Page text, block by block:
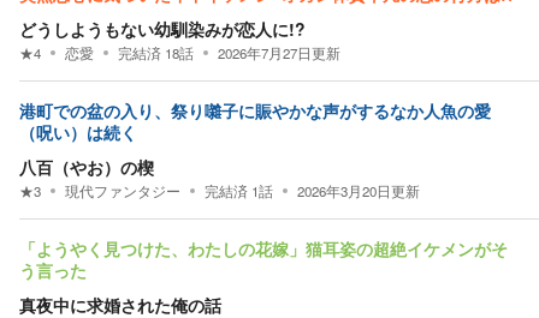
どうしようもない幼馴染みが恋人に!?
★4 恋愛 完結済 18話 2026年7月27日更新
港町での盆の入り、祭り囃子に賑やかな声がするなか人魚の愛
（呪い）は続く
八百（やお）の楔
★3 現代ファンタジー 完結済 1話 2026年3月20日更新
「ようやく見つけた、わたしの花嫁」猫耳姿の超絶イケメンがそ
う言った
真夜中に求婚された俺の話